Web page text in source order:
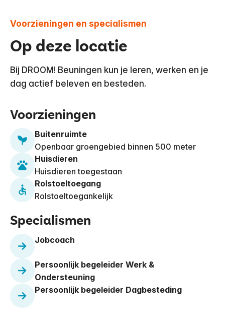
Voorzieningen en specialismen
Op deze locatie
Bij DROOM! Beuningen kun je leren, werken en je
dag actief beleven en besteden.
Voorzieningen
Buitenruimte
Openbaar groengebied binnen 500 meter
Huisdieren
Huisdieren toegestaan
Rolstoeltoegang
Rolstoeltoegankelijk
Specialismen
Jobcoach
Persoonlijk begeleider Werk &
Ondersteuning
Persoonlijk begeleider Dagbesteding